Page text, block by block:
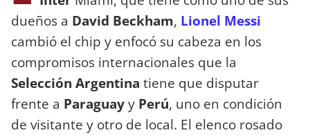
dueños a David Beckham, Lionel Messi
cambió el chip y enfocó su cabeza en los
compromisos internacionales que la
Selección Argentina tiene que disputar
frente a Paraguayy Perú, uno en condición
de visitante y otro de local. El elenco rosado